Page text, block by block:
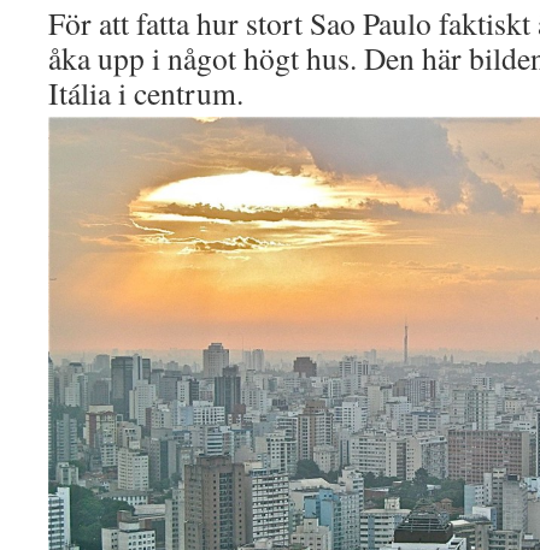
För att fatta hur stort Sao Paulo
åka upp i något högt hus. Den här
Itália i centrum.